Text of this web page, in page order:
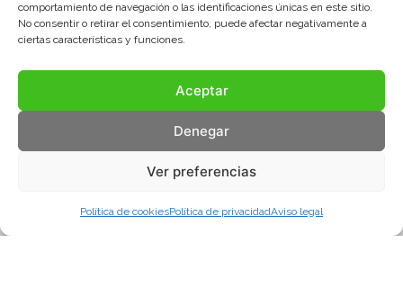
comportamiento de navegación o las identificaciones únicas en este sitio.
No consentir o retirar el consentimiento, puede afectar negativamente a
ciertas características y funciones.
Aceptar
Denegar
Ver preferencias
Política de cookiesPolítica de privacidadAviso legal